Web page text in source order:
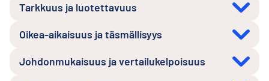
Tarkkuus ja luotettavuus
Oikea-aikaisuus ja täsmällisyys
Johdonmukaisuus ja vertailukelpoisuus